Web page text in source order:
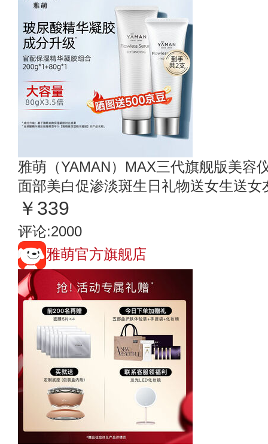
雅萌（YAMAN）MAX三代旗舰版美容
面部美白促渗淡斑生日礼物送女生送女
￥339
评论:2000
雅萌官方旗舰店